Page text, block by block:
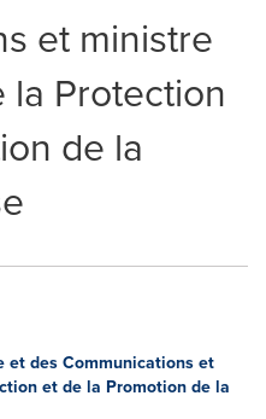
et ministre
Protection
de la
des Communications et
et de la Promotion de la